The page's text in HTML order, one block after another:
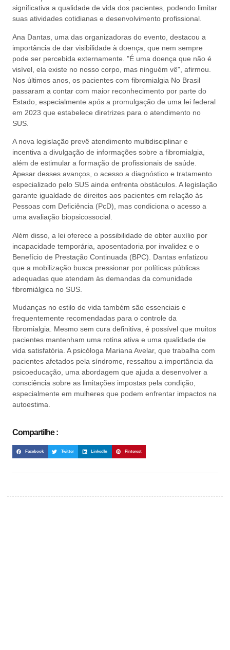
significativa a qualidade de vida dos pacientes, podendo limitar
suas atividades cotidianas e desenvolvimento profissional.
Ana Dantas, uma das organizadoras do evento, destacou a
importância de dar visibilidade à doença, que nem sempre
pode ser percebida externamente. "É uma doença que não é
visível, ela existe no nosso corpo, mas ninguém vê", afirmou.
Nos últimos anos, os pacientes com fibromialgia No Brasil
passaram a contar com maior reconhecimento por parte do
Estado, especialmente após a promulgação de uma lei federal
em 2023 que estabelece diretrizes para o atendimento no
SUS.
A nova legislação prevê atendimento multidisciplinar e
incentiva a divulgação de informações sobre a fibromialgia,
além de estimular a formação de profissionais de saúde.
Apesar desses avanços, o acesso a diagnóstico e tratamento
especializado pelo SUS ainda enfrenta obstáculos. A legislação
garante igualdade de direitos aos pacientes em relação às
Pessoas com Deficiência (PcD), mas condiciona o acesso a
uma avaliação biopsicossocial.
Além disso, a lei oferece a possibilidade de obter auxílio por
incapacidade temporária, aposentadoria por invalidez e o
Benefício de Prestação Continuada (BPC). Dantas enfatizou
que a mobilização busca pressionar por políticas públicas
adequadas que atendam às demandas da comunidade
fibromiálgica no SUS.
Mudanças no estilo de vida também são essenciais e
frequentemente recomendadas para o controle da
fibromialgia. Mesmo sem cura definitiva, é possível que muitos
pacientes mantenham uma rotina ativa e uma qualidade de
vida satisfatória. A psicóloga Mariana Avelar, que trabalha com
pacientes afetados pela síndrome, ressaltou a importância da
psicoeducação, uma abordagem que ajuda a desenvolver a
consciência sobre as limitações impostas pela condição,
especialmente em mulheres que podem enfrentar impactos na
autoestima.
Compartilhe :
Facebook Twitter LinkedIn Pinterest